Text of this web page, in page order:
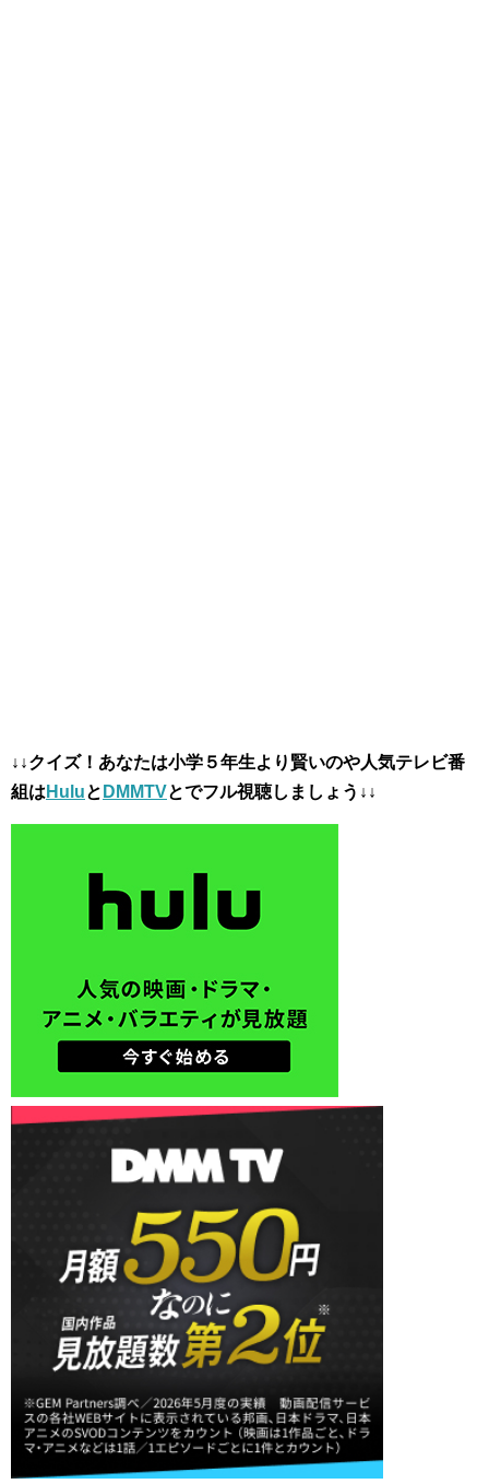
↓↓クイズ！あなたは小学５年生より賢いのや人気テレビ番
組は Huluと DMMTVとでフル視聴しましょう↓↓